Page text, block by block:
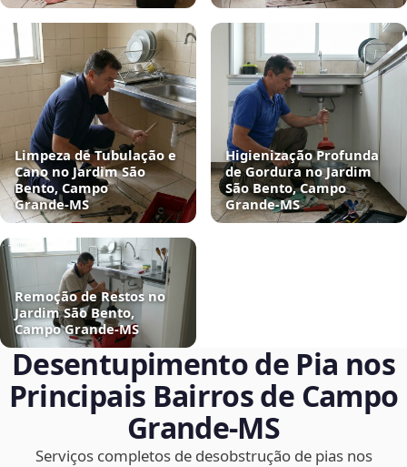
Limpeza de Tubulação e
Cano no Jardim São
Bento, Campo
Grande‑MS
Higienização Profunda
de Gordura no Jardim
São Bento, Campo
Grande‑MS
Remoção de Restos no
Jardim São Bento,
Campo Grande‑MS
Desentupimento de Pia nos
Principais Bairros de Campo
Grande‑MS
Serviços completos de desobstrução de pias nos